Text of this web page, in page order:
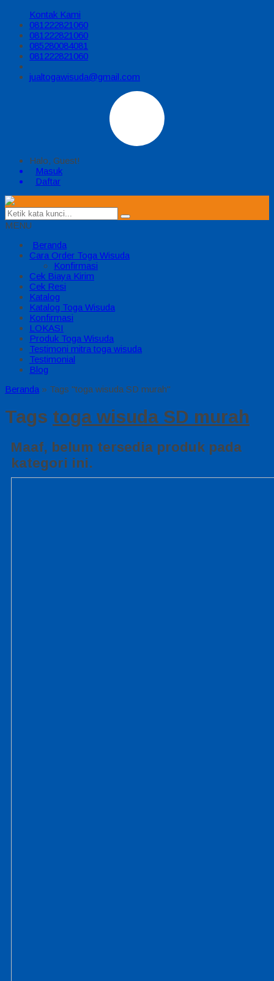
Kontak Kami
081222821060
081222821060
085280084081
081222821060
jualtogawisuda@gmail.com
Halo, Guest!
Masuk
Daftar
MENU
Beranda
Cara Order Toga Wisuda
Konfirmasi
Cek Biaya Kirim
Cek Resi
Katalog
Katalog Toga Wisuda
Konfirmasi
LOKASI
Produk Toga Wisuda
Testimoni mitra toga wisuda
Testimonial
Blog
Beranda » Tags "toga wisuda SD murah"
Tags toga wisuda SD murah
Maaf, belum tersedia produk pada
kategori ini.